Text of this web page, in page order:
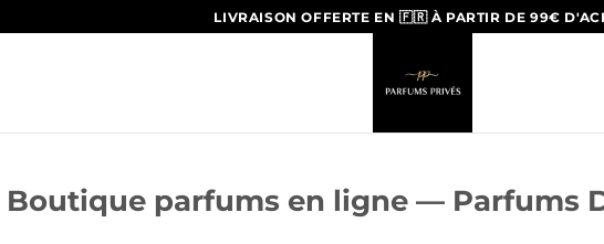
LIVRAISON OFFERTE EN 🇫🇷 À PARTIR DE 99€
Boutique parfums en ligne — Parfums